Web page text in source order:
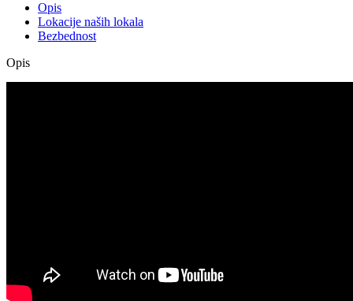
Opis
Lokacije naših lokala
Bezbednost
Opis